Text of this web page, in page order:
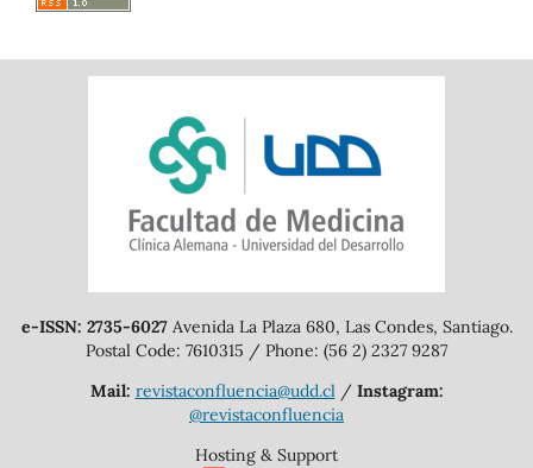
e-ISSN: 2735-6027Avenida La Plaza 680, Las Condes, Santiago.
Postal Code: 7610315 / Phone: (56 2) 2327 9287
Mail: revistaconfluencia@udd.cl/ Instagram:
@revistaconfluencia
Hosting & Support